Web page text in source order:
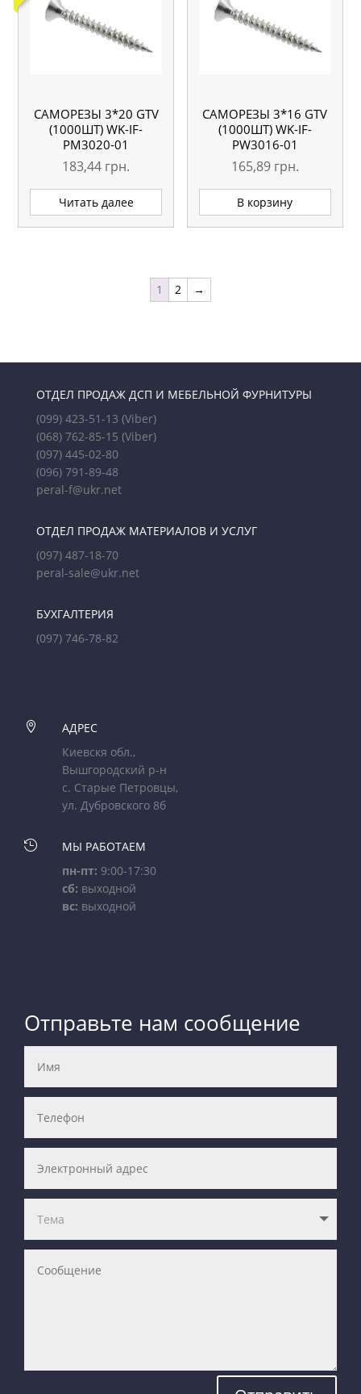
САМОРЕЗЫ 3*20 GTV
(1000ШТ) WK-IF-
PM3020-01
183,44 грн.
Читать далее
САМОРЕЗЫ 3*16 GTV
(1000ШТ) WK-IF-
PW3016-01
165,89 грн.
В корзину
1 2 →
ОТДЕЛ ПРОДАЖ ДСП И МЕБЕЛЬНОЙ ФУРНИТУРЫ
(099) 423-51-13 (Viber)
(068) 762-85-15 (Viber)
(097) 445-02-80
(096) 791-89-48
peral-f@ukr.net
ОТДЕЛ ПРОДАЖ МАТЕРИАЛОВ И УСЛУГ
(097) 487-18-70
peral-sale@ukr.net
БУХГАЛТЕРИЯ
(097) 746-78-82

АДРЕС
Киевскя обл.,
Вышгородский р-н
с. Старые Петровцы,
ул. Дубровского 8б

МЫ РАБОТАЕМ
пн-пт: 9:00-17:30
сб: выходной
вс: выходной
Отправьте нам сообщение